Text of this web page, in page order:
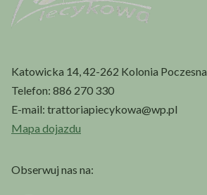
Katowicka 14, 42-262 Kolonia Poczesna
Telefon: 886 270 330
E-mail: trattoriapiecykowa@wp.pl
Mapa dojazdu
Obserwuj nas na: